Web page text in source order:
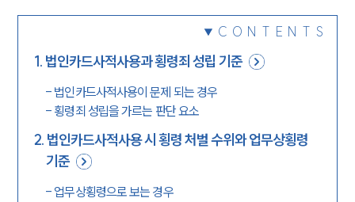
CONTENTS
1. 법인카드사적사용과 횡령죄 성립 기준
- 법인카드사적사용이 문제 되는 경우
- 횡령죄 성립을 가르는 판단 요소
2. 법인카드사적사용 시 횡령 처벌 수위와 업무상횡령
기준
- 업무상횡령으로 보는 경우